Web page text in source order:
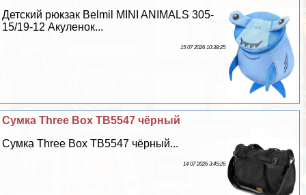
Детский рюкзак Belmil MINI ANIMALS 305-
15/19-12 Акуленок...
15 07 2026 10:38:25
Сумка Three Box TB5547 чёрный
Сумка Three Box TB5547 чёрный...
14 07 2026 3:45:26